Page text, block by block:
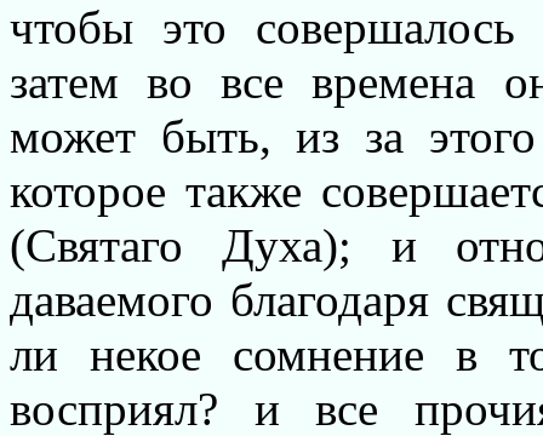
чтобы это
затем во все времена
может быть, из за
которое также
(Святаго Духа); и
даваемого благодаря
ли некое сомнение в
восприял? и все